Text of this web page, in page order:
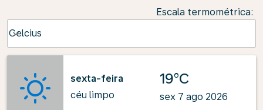
Escala termométrica:
Celcius
keyboard_arrow_down
sexta-feira
céu limpo
19°C
sex 7 ago 2026